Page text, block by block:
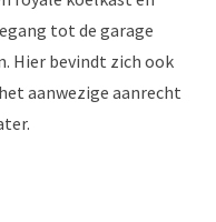
tot de garage
Hier bevindt zich ook
aanwezige aanrecht